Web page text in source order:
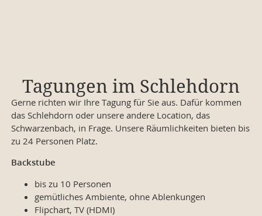
Tagungen im Schlehdorn
Gerne richten wir Ihre Tagung für Sie aus. Dafür kommen
das Schlehdorn oder unsere andere Location, das
Schwarzenbach, in Frage. Unsere Räumlichkeiten bieten bis
zu 24 Personen Platz.
Backstube
bis zu 10 Personen
gemütliches Ambiente, ohne Ablenkungen
Flipchart, TV (HDMI)